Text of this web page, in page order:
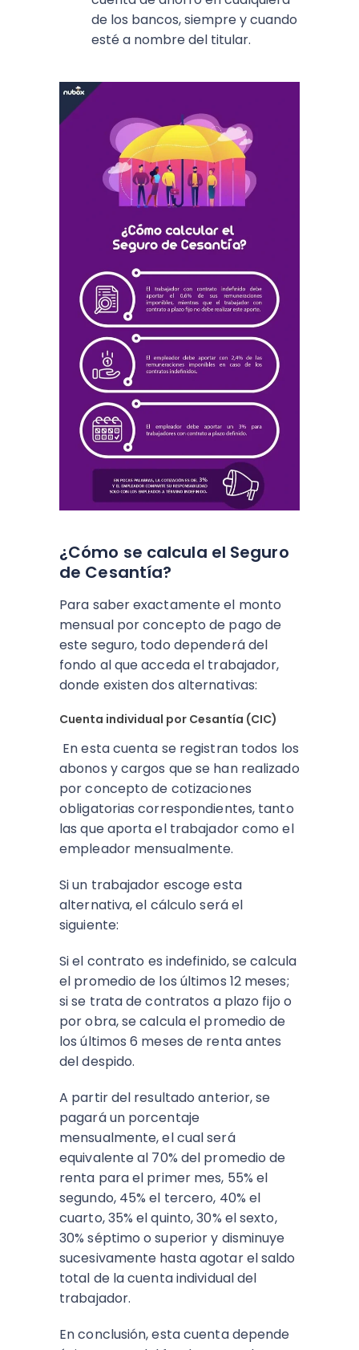
de los bancos, siempre y cuando
esté a nombre del titular.
¿Cómo se calcula el Seguro
de Cesantía?
Para saber exactamente el monto
mensual por concepto de pago de
este seguro, todo dependerá del
fondo al que acceda el trabajador,
donde existen dos alternativas:
Cuenta individual por Cesantía (CIC)
En esta cuenta se registran todos los
abonos y cargos que se han realizado
por concepto de cotizaciones
obligatorias correspondientes, tanto
las que aporta el trabajador como el
empleador mensualmente.
Si un trabajador escoge esta
alternativa, el cálculo será el
siguiente:
Si el contrato es indefinido, se calcula
el promedio de los últimos 12 meses;
si se trata de contratos a plazo fijo o
por obra, se calcula el promedio de
los últimos 6 meses de renta antes
del despido.
A partir del resultado anterior, se
pagará un porcentaje
mensualmente, el cual será
equivalente al 70% del promedio de
renta para el primer mes, 55% el
segundo, 45% el tercero, 40% el
cuarto, 35% el quinto, 30% el sexto,
30% séptimo o superior y disminuye
sucesivamente hasta agotar el saldo
total de la cuenta individual del
trabajador.
En conclusión, esta cuenta depende